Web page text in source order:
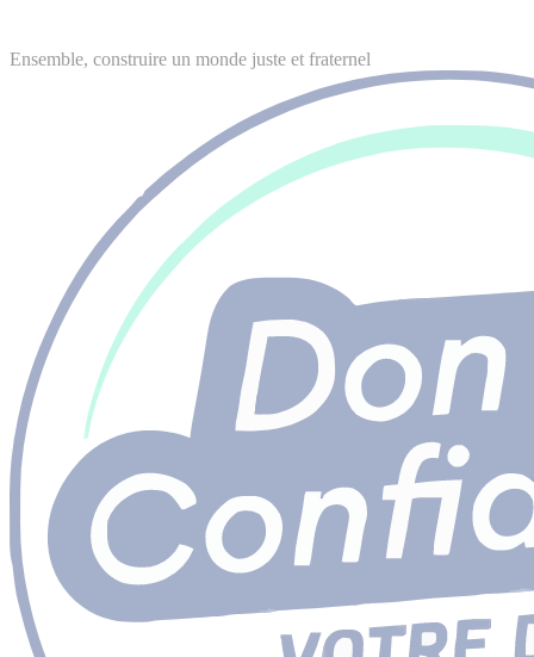
Ensemble, construire un monde juste et fraternel